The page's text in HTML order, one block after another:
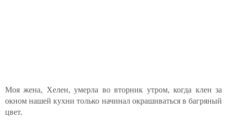
Моя жена, Хелен, умерла во вторник утром, когда клен за
окном нашей кухни только начинал окрашиваться в багряный
цвет.